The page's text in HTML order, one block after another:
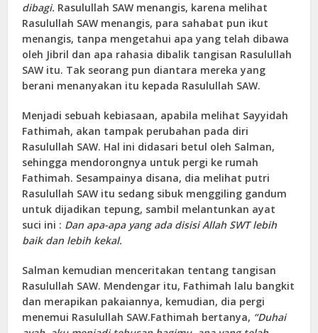
dibagi. Rasulullah SAW menangis, karena melihat
Rasulullah SAW menangis, para sahabat pun ikut
menangis, tanpa mengetahui apa yang telah dibawa
oleh Jibril dan apa rahasia dibalik tangisan Rasulullah
SAW itu. Tak seorang pun diantara mereka yang
berani menanyakan itu kepada Rasulullah SAW.
Menjadi sebuah kebiasaan, apabila melihat Sayyidah
Fathimah, akan tampak perubahan pada diri
Rasulullah SAW. Hal ini didasari betul oleh Salman,
sehingga mendorongnya untuk pergi ke rumah
Fathimah. Sesampainya disana, dia melihat putri
Rasulullah SAW itu sedang sibuk menggiling gandum
untuk dijadikan tepung, sambil melantunkan ayat
suci ini : Dan apa-apa yang ada disisi Allah SWT lebih
baik dan lebih kekal.
Salman kemudian menceritakan tentang tangisan
Rasulullah SAW. Mendengar itu, Fathimah lalu bangkit
dan merapikan pakaiannya, kemudian, dia pergi
menemui Rasulullah SAW.Fathimah bertanya, “Duhai